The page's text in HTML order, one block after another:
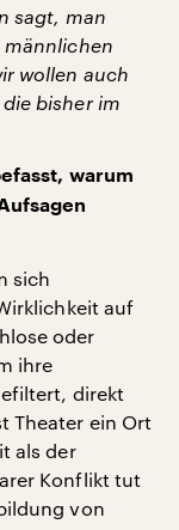
sagt, man
wollen auch
bisher im
warum
sich
auf
oder
ihre
direkt
Theater ein Ort
als der
Konflikt tut
von